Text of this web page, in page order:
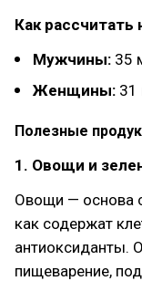
Как
Мужчины: 35
Женщины: 31
Полезные
1. Овощи и
Овощи — основа
как содержат
антиоксиданты.
пищеварение,